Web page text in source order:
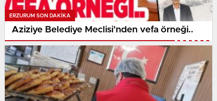
ERZURUM SON DAKİKA
Aziziye Belediye Meclisi’nden vefa örneği..